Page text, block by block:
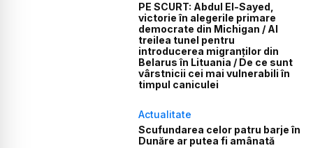
PE SCURT: Abdul El-Sayed,
victorie în alegerile primare
democrate din Michigan / Al
treilea tunel pentru
introducerea migranților din
Belarus în Lituania / De ce sunt
vârstnicii cei mai vulnerabili în
timpul caniculei
Actualitate
Scufundarea celor patru barje în
Dunăre ar putea fi amânată